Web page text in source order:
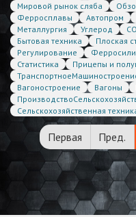
Мировой рынок сляба
Ферросплавы
Автопром
Металлургия
Углерод
Бытовая техника
Плоская
Регулирование
Статистика
Прицепы и
Вагоностроение
Вагоны
Сельскохозяйственная
Первая Пред.